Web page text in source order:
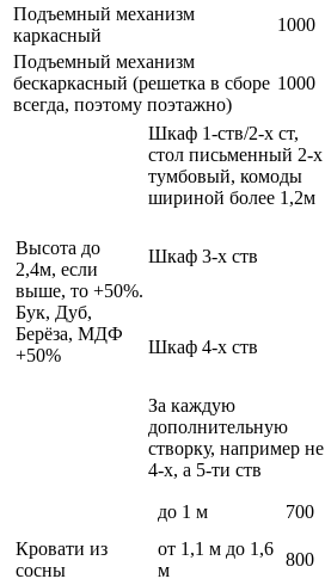
Подъемный механизм
каркасный
1000
Подъемный механизм
бескаркасный (решетка в сборе
всегда, поэтому поэтажно)
1000
Высота до
2,4м, если
выше, то +50%.
Бук, Дуб,
Берёза, МДФ
+50%
Шкаф 1-ств/2-х ст,
стол письменный 2-х
тумбовый, комоды
шириной более 1,2м
Шкаф 3-х ств
Шкаф 4-х ств
За каждую
дополнительную
створку, например не
4-х, а 5-ти ств
Кровати из
сосны
до 1 м 700
от 1,1 м до 1,6
м
800